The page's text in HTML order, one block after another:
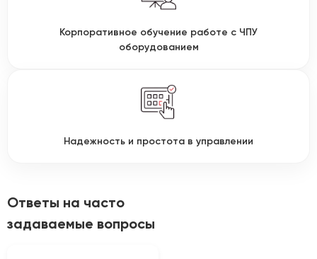
Корпоративное обучение работе с ЧПУ
оборудованием
Надежность и простота в управлении
Ответы на часто
задаваемые вопросы